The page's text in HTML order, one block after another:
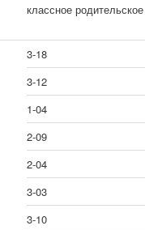
классное
3-18
3-12
1-04
2-09
2-04
3-03
3-10